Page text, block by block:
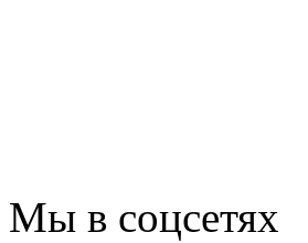
Мы в соцсетях